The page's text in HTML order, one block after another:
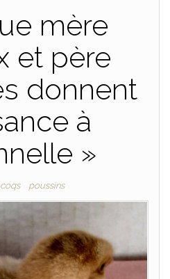
mère
et père
donnent
à
»
poussins